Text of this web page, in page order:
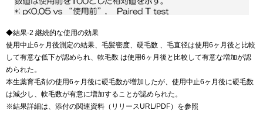
◆結果-2 継続的な使用の効果
使用中止6ヶ月後測定の結果、毛髪密度、硬毛数 、毛直径は使用6ヶ月後と比較
して有意な低下が認められ、軟毛数 は使用6ヶ月後と比較して有意な増加が認
められた。
本生薬育毛剤の使用6ヶ月後に硬毛数が増加したが、使用中止6ヶ月後に硬毛数
は減少し、軟毛数が有意に増加することが認められた。
※結果詳細は、添付の関連資料（リリースURL/PDF）を参照